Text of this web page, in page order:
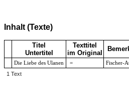
Inhalt (Texte)
Titel
Untertitel
Texttitel
im Original
Die Liebe des Ulanen = Fischer-
1 Text